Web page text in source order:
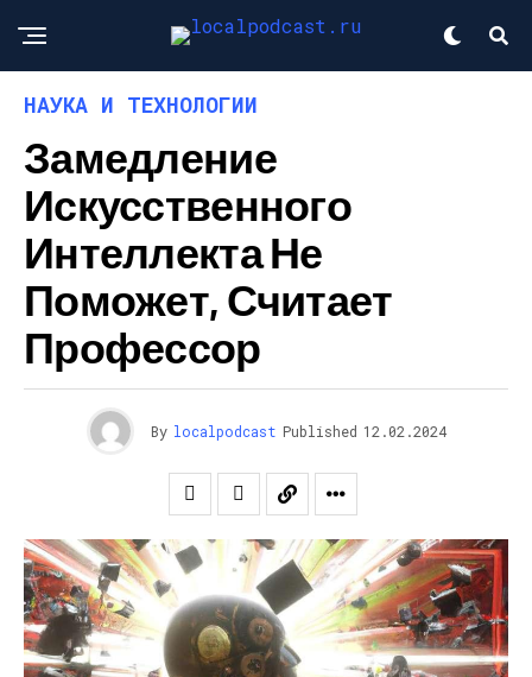
НАУКА И ТЕХНОЛОГИИ
Замедление
Искусственного
Интеллекта Не
Поможет, Считает
Профессор
By localpodcast Published 12.02.2024